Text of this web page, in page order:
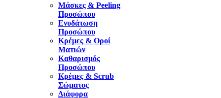
Μάσκες & Peeling
Προσώπου
Ενυδάτωση
Προσώπου
Κρέμες & Οροί
Ματιών
Καθαρισμός
Προσώπου
Κρέμες & Scrub
Σώματος
Διάφορα